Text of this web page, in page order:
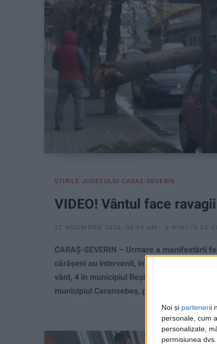
Noi și partenerii
personale, cum
personalizate,
permisiunea
ŞTIRILE JUDEŢULUI CARAŞ-SEVERIN
VIDEO! Vântul face
22 NOIEMBRIE 2024, 08:40 AM 2 MINUTE DE
CARAȘ-SEVERIN – Urmare a manifestării
cărășeni au intervenit, în această
vânt, 4 în municipiul Reșița, pe străzile
municipiul Caransebeș, pe străzile Cazărmii